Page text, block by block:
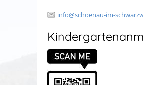
info@schoenau-im-